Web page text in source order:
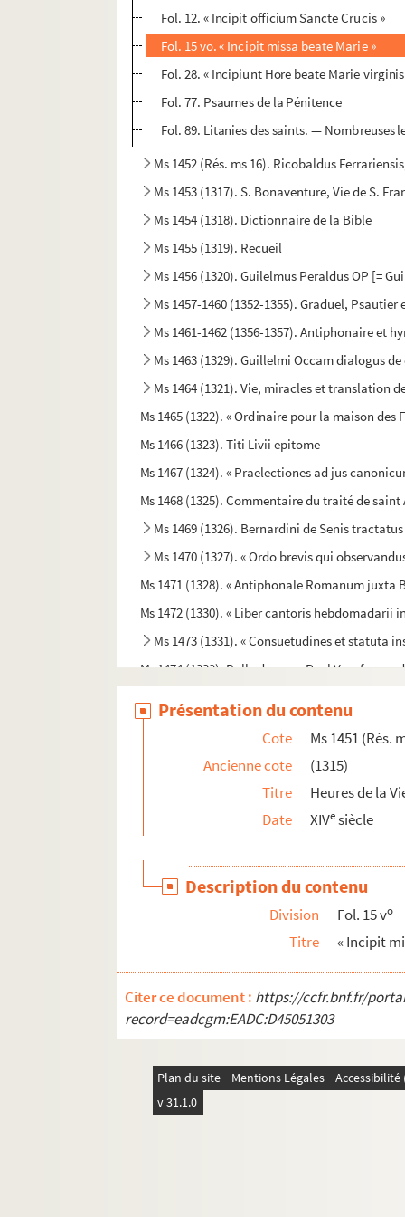
Fol. 12. « Incipit officium Sancte Crucis »
Fol. 15 vo. « Incipit missa beate Marie »
Fol. 28. « Incipiunt Hore beate Marie
Fol. 77. Psaumes de la Pénitence
Fol. 89. Litanies des saints. — Nombreuses
Ms 1452 (Rés. ms 16). Ricobaldus
Ms 1453 (1317). S. Bonaventure, Vie de S.
Ms 1454 (1318). Dictionnaire de la Bible
Ms 1455 (1319). Recueil
Ms 1456 (1320). Guilelmus Peraldus OP [=
Ms 1457-1460 (1352-1355). Graduel,
Ms 1461-1462 (1356-1357). Antiphonaire et
Ms 1463 (1329). Guillelmi Occam dialogus
Ms 1464 (1321). Vie, miracles et translation
Ms 1465 (1322). « Ordinaire pour la maison des
Ms 1466 (1323). Titi Livii epitome
Ms 1467 (1324). « Praelectiones ad jus
Ms 1468 (1325). Commentaire du traité de
Ms 1469 (1326). Bernardini de Senis
Ms 1470 (1327). « Ordo brevis qui
Ms 1471 (1328). « Antiphonale Romanum
Ms 1472 (1330). « Liber cantoris
Ms 1473 (1331). « Consuetudines et statuta
Ms 1474 (1332). Bulle du pape Paul V en
Ms 1476 (1334). Disputatio inauguralis de
Ms 1481 (1339). Recueil de chroniques et
Ms 1482 (1340). « Nuevas reglas que ha
Ms 1483 (1341). « Auto en que se representa
Ms 1484 (1342). Confirmation de noblesse
Ms 1485 (1343). « Relazione de alcune
Ms 1486 (1344). Hieronymi Nigri
Ms 1487 (1345). « Minute supplicationum ad
Ms 1488 (1346). « Memoriali relative a dispense
Ms 1489 (1347). Rapport de Jean-Baptiste de
Ms 1490 (1348). Bernardo d'Avanzati,
Présentation du contenu
Cote
Ms 1451 (Rés.
Ancienne cote
(1315)
Titre
Heures de la
Date
XIVesiècle
Description du contenu
Division Fol. 15 vo
Titre « Incipit
Citer ce document : https://ccfr.bnf.fr/
record=eadcgm:EADC:D45051303
Plan du site Mentions Légales
v 31.1.0